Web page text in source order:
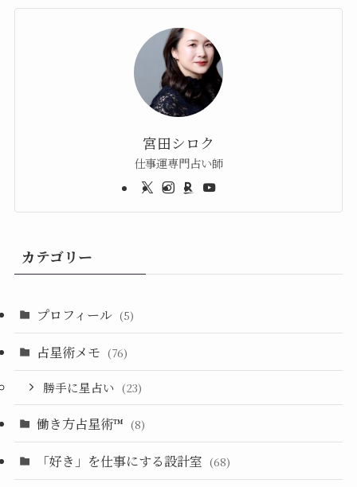
宮田シロク
仕事運専門占い師
カテゴリー
プロフィール (5)
占星術メモ (76)
勝手に星占い (23)
働き方占星術™︎ (8)
「好き」を仕事にする設計室 (68)